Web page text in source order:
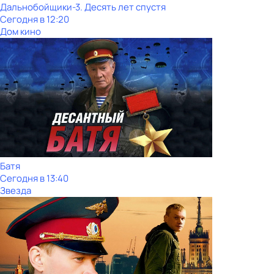
Дальнобойщики-3. Десять лет спустя
Сегодня в 12:20
Дом кино
Батя
Сегодня в 13:40
Звезда